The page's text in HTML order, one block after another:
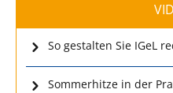
So gestalten Sie IGeL
Sommerhitze in der